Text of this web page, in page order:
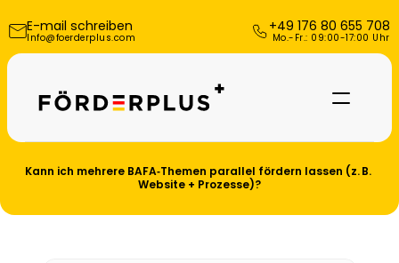
E-mail schreiben
Info@foerderplus.com
+49 176 80 655 708
Mo.-Fr.: 09:00-17:00 Uhr
Kann ich mehrere BAFA‑Themen parallel fördern lassen (z. B.
Website + Prozesse)?